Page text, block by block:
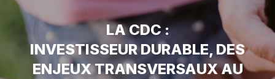
LA CDC :
INVESTISSEUR DURABLE, DES
ENJEUX TRANSVERSAUX AU